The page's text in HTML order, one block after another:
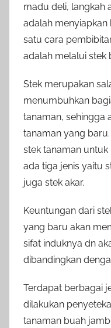
madu deli, langkah
adalah menyiapkan
satu cara
adalah melalui stek
Stek merupakan
menumbuhkan
tanaman, sehingga
tanaman yang
stek tanaman
ada tiga jenis yaitu
juga stek akar.
Keuntungan dari
yang baru akan
sifat induknya dn
dibandingkan
Terdapat berbagai
dilakukan
tanaman buah